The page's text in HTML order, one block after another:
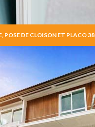
POSE DE CLOISON ET PLACO 38